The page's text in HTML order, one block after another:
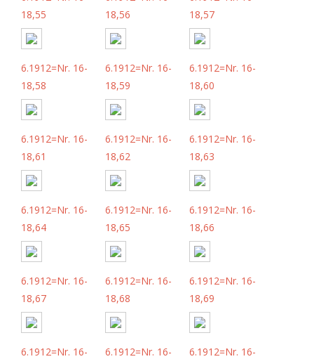
18,55
18,56
18,57
6.1912=Nr. 16-
18,58
6.1912=Nr. 16-
18,59
6.1912=Nr. 16-
18,60
6.1912=Nr. 16-
18,61
6.1912=Nr. 16-
18,62
6.1912=Nr. 16-
18,63
6.1912=Nr. 16-
18,64
6.1912=Nr. 16-
18,65
6.1912=Nr. 16-
18,66
6.1912=Nr. 16-
18,67
6.1912=Nr. 16-
18,68
6.1912=Nr. 16-
18,69
6.1912=Nr. 16-
6.1912=Nr. 16-
6.1912=Nr. 16-